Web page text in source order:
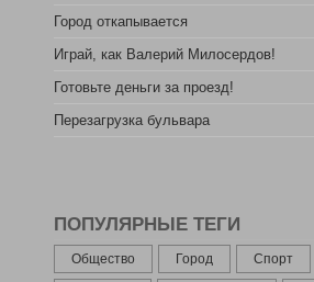
Город откапывается
Играй, как Валерий Милосердов!
Готовьте деньги за проезд!
Перезагрузка бульвара
ПОПУЛЯРНЫЕ ТЕГИ
Общество Город Спорт